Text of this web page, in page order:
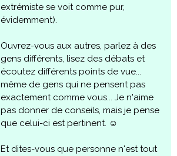
extrémiste se voit comme pur,
évidemment).
Ouvrez-vous aux autres, parlez à des
gens différents, lisez des débats et
écoutez différents points de vue...
même de gens qui ne pensent pas
exactement comme vous... Je n'aime
pas donner de conseils, mais je pense
que celui-ci est pertinent. ☺️
Et dites-vous que personne n'est tout